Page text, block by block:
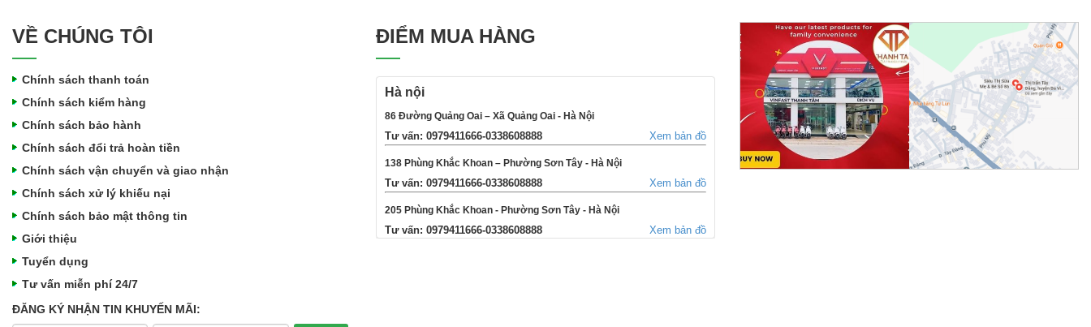
VỀ CHÚNG TÔI
Chính sách thanh toán
Chính sách kiểm hàng
Chính sách bảo hành
Chính sách đổi trả hoàn tiền
Chính sách vận chuyển và giao nhận
Chính sách xử lý khiếu nại
Chính sách bảo mật thông tin
Giới thiệu
Tuyển dụng
Tư vấn miễn phí 24/7
ĐĂNG KÝ NHẬN TIN KHUYẾN MÃI:
ĐIỂM MUA HÀNG
Hà nội
86 Đường Quảng Oai – Xã Quảng Oai - Hà Nội
Tư vấn: 0979411666-0338608888 Xem bản đồ
138 Phùng Khắc Khoan – Phường Sơn Tây - Hà Nội
Tư vấn: 0979411666-0338608888 Xem bản đồ
205 Phùng Khắc Khoan - Phường Sơn Tây - Hà Nội
Tư vấn: 0979411666-0338608888 Xem bản đồ